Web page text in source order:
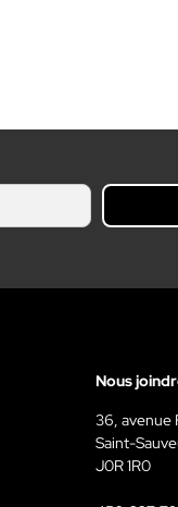
Nous
36, avenue
Saint-
J0R 1R0